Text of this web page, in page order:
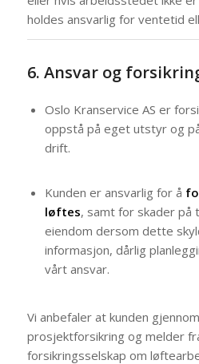
holdes ansvarlig for ventetid
6. Ansvar og
Oslo Kranservice AS er
oppstå på eget utstyr og
drift.
Kunden er ansvarlig for å
løftes, samt for skader
eiendom dersom dette
informasjon, dårlig
vårt ansvar.
Vi anbefaler at kunden
prosjektforsikring og melder
forsikringsselskap om